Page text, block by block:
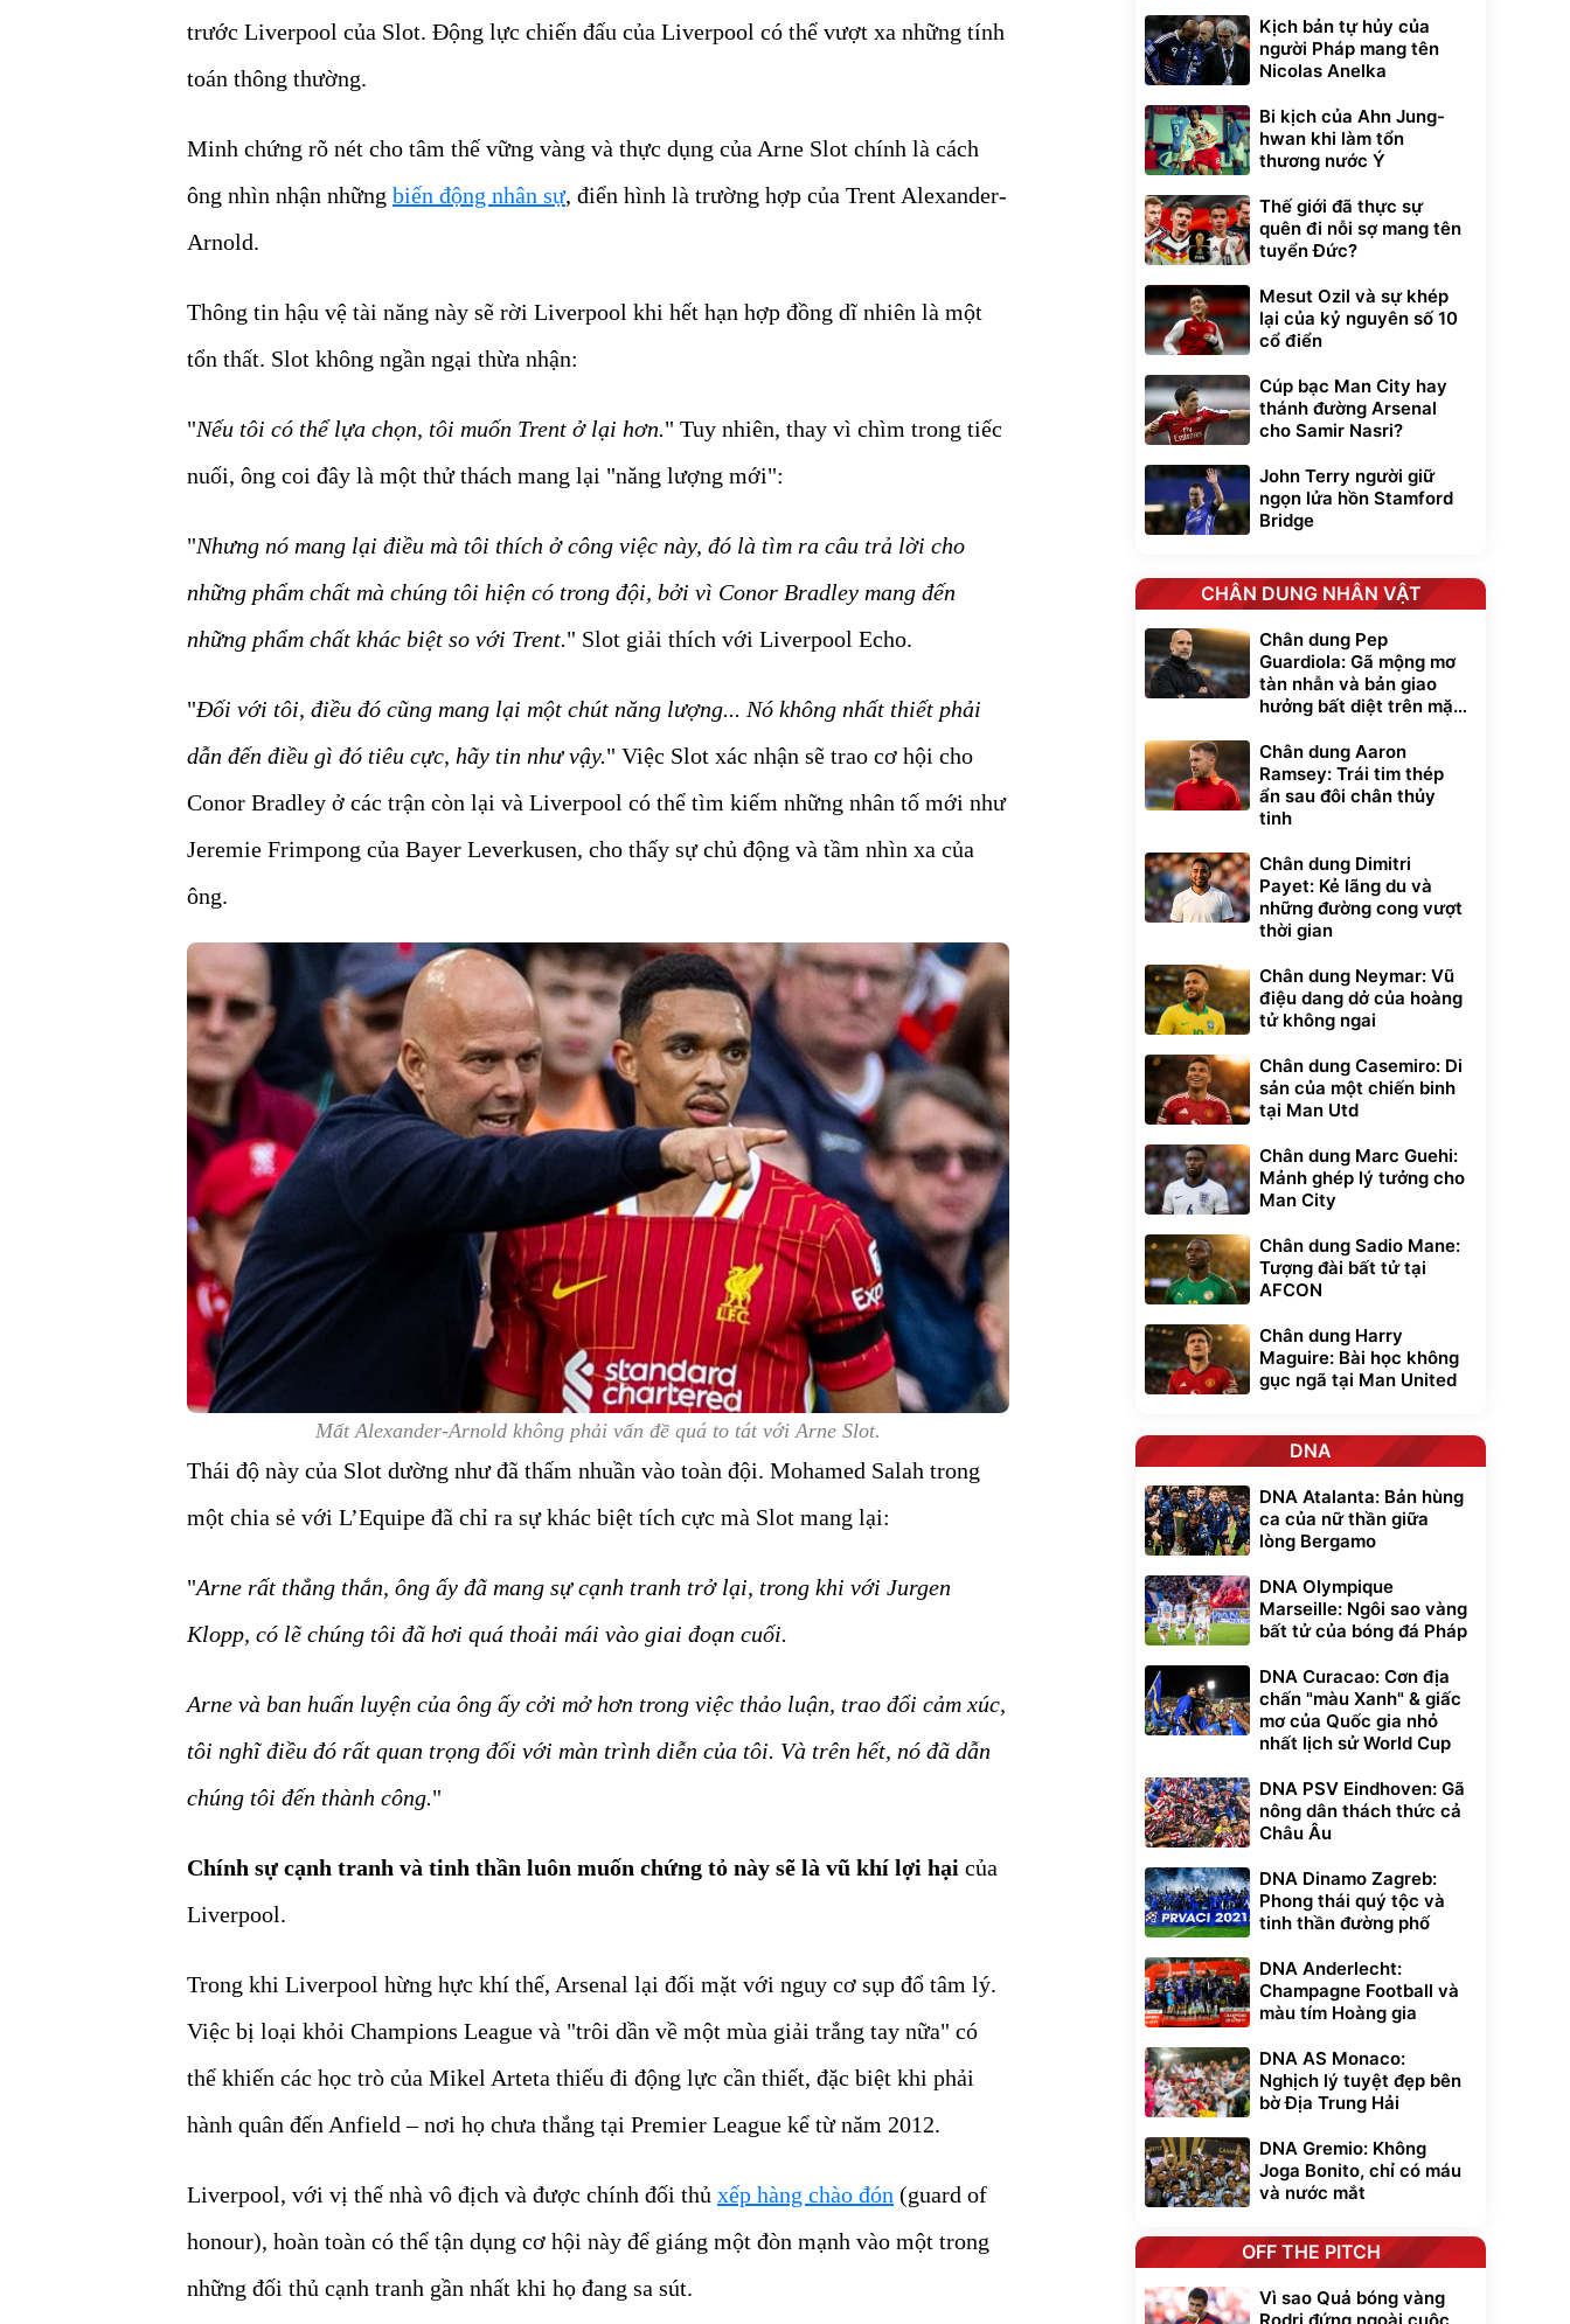
trước Liverpool của Slot. Động lực chiến đấu của Liverpool có thể vượt xa những tính
toán thông thường.
Minh chứng rõ nét cho tâm thế vững vàng và thực dụng của Arne Slot chính là cách
ông nhìn nhận những biến động nhân sự, điển hình là trường hợp của Trent Alexander-
Arnold.
Thông tin hậu vệ tài năng này sẽ rời Liverpool khi hết hạn hợp đồng dĩ nhiên là một
tổn thất. Slot không ngần ngại thừa nhận:
"Nếu tôi có thể lựa chọn, tôi muốn Trent ở lại hơn." Tuy nhiên, thay vì chìm trong tiếc
nuối, ông coi đây là một thử thách mang lại "năng lượng mới":
"Nhưng nó mang lại điều mà tôi thích ở công việc này, đó là tìm ra câu trả lời cho
những phẩm chất mà chúng tôi hiện có trong đội, bởi vì Conor Bradley mang đến
những phẩm chất khác biệt so với Trent." Slot giải thích với Liverpool Echo.
"Đối với tôi, điều đó cũng mang lại một chút năng lượng... Nó không nhất thiết phải
dẫn đến điều gì đó tiêu cực, hãy tin như vậy." Việc Slot xác nhận sẽ trao cơ hội cho
Conor Bradley ở các trận còn lại và Liverpool có thể tìm kiếm những nhân tố mới như
Jeremie Frimpong của Bayer Leverkusen, cho thấy sự chủ động và tầm nhìn xa của
ông.
Mất Alexander-Arnold không phải vấn đề quá to tát với Arne Slot.
Thái độ này của Slot dường như đã thấm nhuần vào toàn đội. Mohamed Salah trong
một chia sẻ với L’Equipe đã chỉ ra sự khác biệt tích cực mà Slot mang lại:
"Arne rất thẳng thắn, ông ấy đã mang sự cạnh tranh trở lại, trong khi với Jurgen
Klopp, có lẽ chúng tôi đã hơi quá thoải mái vào giai đoạn cuối.
Arne và ban huấn luyện của ông ấy cởi mở hơn trong việc thảo luận, trao đổi cảm xúc,
tôi nghĩ điều đó rất quan trọng đối với màn trình diễn của tôi. Và trên hết, nó đã dẫn
chúng tôi đến thành công."
Chính sự cạnh tranh và tinh thần luôn muốn chứng tỏ này sẽ là vũ khí lợi hại của
Liverpool.
Trong khi Liverpool hừng hực khí thế, Arsenal lại đối mặt với nguy cơ sụp đổ tâm lý.
Việc bị loại khỏi Champions League và "trôi dần về một mùa giải trắng tay nữa" có
thể khiến các học trò của Mikel Arteta thiếu đi động lực cần thiết, đặc biệt khi phải
hành quân đến Anfield – nơi họ chưa thắng tại Premier League kể từ năm 2012.
Liverpool, với vị thế nhà vô địch và được chính đối thủ xếp hàng chào đón (guard of
honour), hoàn toàn có thể tận dụng cơ hội này để giáng một đòn mạnh vào một trong
những đối thủ cạnh tranh gần nhất khi họ đang sa sút.
Kịch bản tự hủy của
người Pháp mang tên
Nicolas Anelka
Bi kịch của Ahn Jung-
hwan khi làm tổn
thương nước Ý
Thế giới đã thực sự
quên đi nỗi sợ mang tên
tuyển Đức?
Mesut Ozil và sự khép
lại của kỷ nguyên số 10
cổ điển
Cúp bạc Man City hay
thánh đường Arsenal
cho Samir Nasri?
John Terry người giữ
ngọn lửa hồn Stamford
Bridge
CHÂN DUNG NHÂN VẬT
Chân dung Pep
Guardiola: Gã mộng mơ
tàn nhẫn và bản giao
hưởng bất diệt trên mặt
Chân dung Aaron
Ramsey: Trái tim thép
ẩn sau đôi chân thủy
tinh
Chân dung Dimitri
Payet: Kẻ lãng du và
những đường cong vượt
thời gian
Chân dung Neymar: Vũ
điệu dang dở của hoàng
tử không ngai
Chân dung Casemiro: Di
sản của một chiến binh
tại Man Utd
Chân dung Marc Guehi:
Mảnh ghép lý tưởng cho
Man City
Chân dung Sadio Mane:
Tượng đài bất tử tại
AFCON
Chân dung Harry
Maguire: Bài học không
gục ngã tại Man United
DNA
DNA Atalanta: Bản hùng
ca của nữ thần giữa
lòng Bergamo
DNA Olympique
Marseille: Ngôi sao vàng
bất tử của bóng đá Pháp
DNA Curacao: Cơn địa
chấn "màu Xanh" & giấc
mơ của Quốc gia nhỏ
nhất lịch sử World Cup
DNA PSV Eindhoven: Gã
nông dân thách thức cả
Châu Âu
DNA Dinamo Zagreb:
Phong thái quý tộc và
tinh thần đường phố
DNA Anderlecht:
Champagne Football và
màu tím Hoàng gia
DNA AS Monaco:
Nghịch lý tuyệt đẹp bên
bờ Địa Trung Hải
DNA Gremio: Không
Joga Bonito, chỉ có máu
và nước mắt
OFF THE PITCH
Vì sao Quả bóng vàng